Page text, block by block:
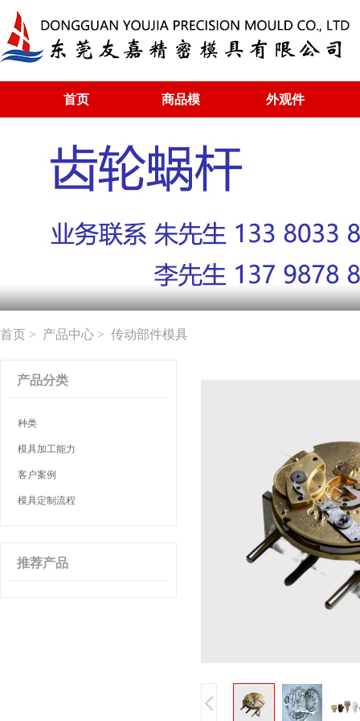
首页 商品模 外观件
首页 > 产品中心 > 传动部件模具
产品分类
种类
模具加工能力
客户案例
模具定制流程
推荐产品